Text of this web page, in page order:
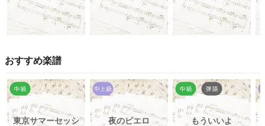
おすすめ楽譜
東京サマーセッシ
夜のピエロ
もういいよ